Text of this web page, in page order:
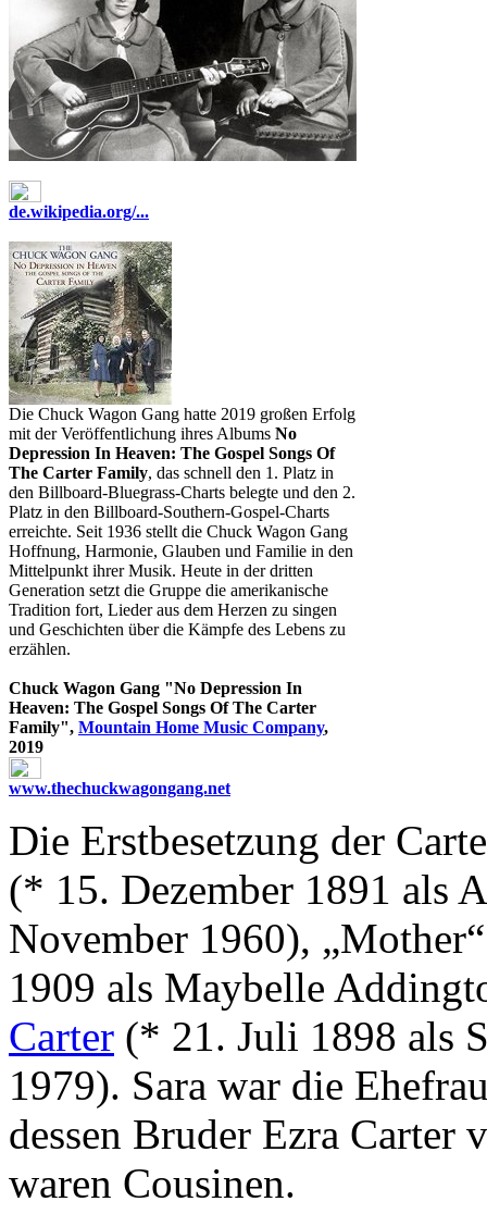
de.wikipedia.org/...
Die Chuck Wagon Gang hatte 2019 großen Erfolg
mit der Veröffentlichung ihres Albums No
Depression In Heaven: The Gospel Songs Of
The Carter Family, das schnell den 1. Platz in
den Billboard-Bluegrass-Charts belegte und den 2.
Platz in den Billboard-Southern-Gospel-Charts
erreichte. Seit 1936 stellt die Chuck Wagon Gang
Hoffnung, Harmonie, Glauben und Familie in den
Mittelpunkt ihrer Musik. Heute in der dritten
Generation setzt die Gruppe die amerikanische
Tradition fort, Lieder aus dem Herzen zu singen
und Geschichten über die Kämpfe des Lebens zu
erzählen.
Chuck Wagon Gang "No Depression In
Heaven: The Gospel Songs Of The Carter
Family", Mountain Home Music Company,
2019
www.thechuckwagongang.net
Die Erstbesetzung der
(* 15. Dezember 1891 als
November 1960),
1909 als Maybelle
Carter (* 21. Juli 1898 als
1979). Sara war die
dessen Bruder Ezra Carter
waren Cousinen.